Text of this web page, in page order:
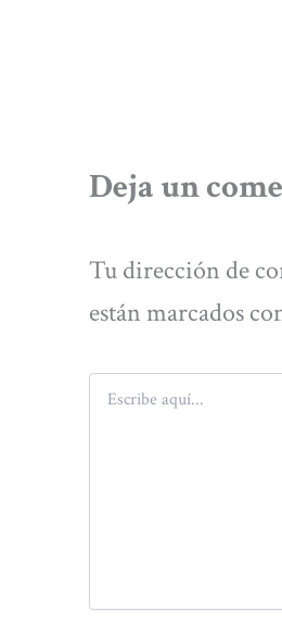
Deja un
Tu dirección de
están marcados
Escribe
aquí...